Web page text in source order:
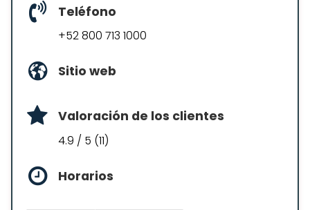
Teléfono
+52 800 713 1000
Sitio web
Valoración de los clientes
4.9 / 5 (11)
Horarios